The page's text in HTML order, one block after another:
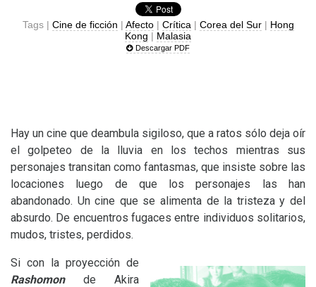
Tags | Cine de ficción | Afecto| Crítica | Corea del Sur| Hong
Kong | Malasia
Descargar PDF
Hay un cine que deambula sigiloso, que a ratos sólo deja oír
el golpeteo de la lluvia en los techos mientras sus
personajes transitan como fantasmas, que insiste sobre las
locaciones luego de que los personajes las han
abandonado. Un cine que se alimenta de la tristeza y del
absurdo. De encuentros fugaces entre individuos solitarios,
mudos, tristes, perdidos.
Si con la proyección de
Rashomonde Akira